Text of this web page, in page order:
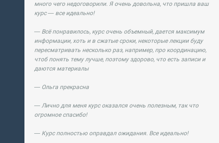
много чего недоговорили. Я очень довольна, что пришла ваш
курс — все идеально!
— Всё понравилось, курс очень объемный, дается максимум
информации, хоть и в сжатые сроки, некоторые лекции буду
пересматривать несколько раз, например, про координацию,
чтоб понять тему лучше, поэтому здорово, что есть записи и
даются материалы
— Ольга прекрасна
— Лично для меня курс оказался очень полезным, так что
огромное спасибо!
— Курс полностью оправдал ожидания. Все идеально!